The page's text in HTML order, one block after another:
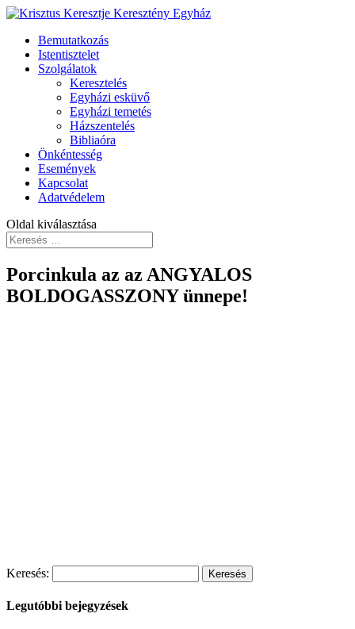
Bemutatkozás
Istentisztelet
Szolgálatok
Keresztelés
Egyházi esküvő
Egyházi temetés
Házszentelés
Bibliaóra
Önkéntesség
Események
Kapcsolat
Adatvédelem
Oldal kiválasztása
Porcinkula az az ANGYALOS
BOLDOGASSZONY ünnepe!
Keresés:
Legutóbbi bejegyzések